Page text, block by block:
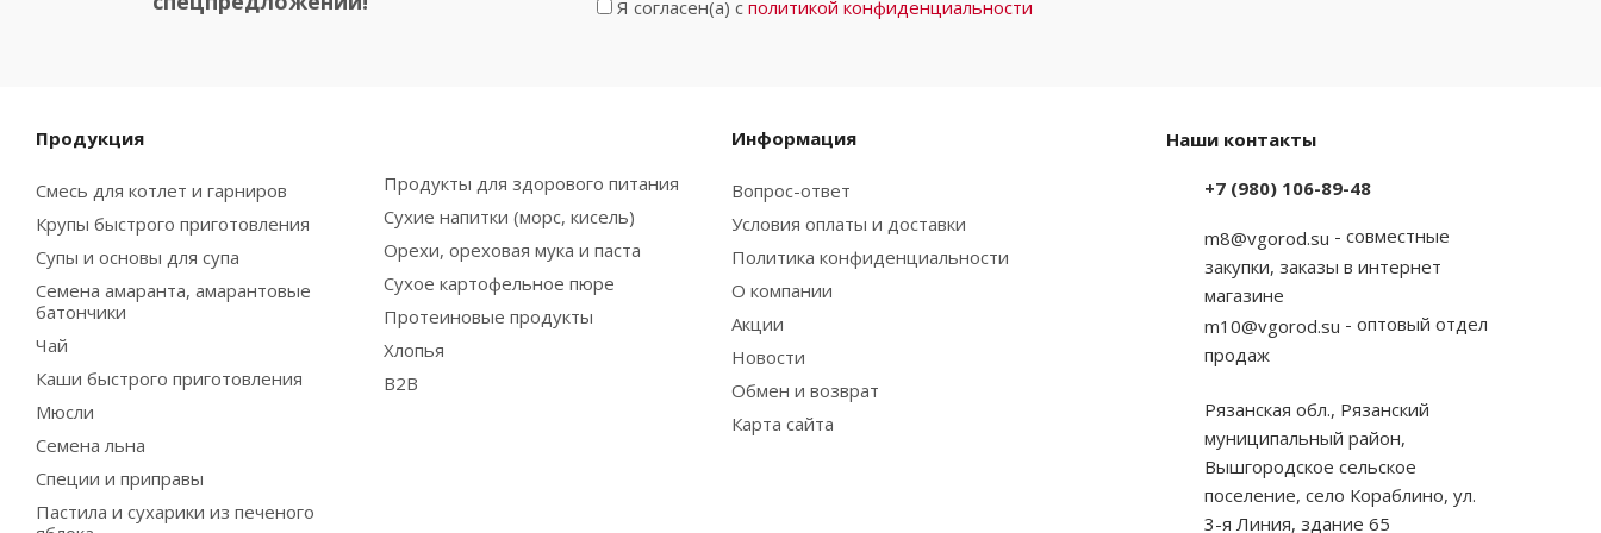
Я согласен(а) с политикой конфиденциальности
Продукция
Смесь для котлет и гарниров
Крупы быстрого приготовления
Супы и основы для супа
Семена амаранта, амарантовые
батончики
Чай
Каши быстрого приготовления
Мюсли
Семена льна
Специи и приправы
Пастила и сухарики из печеного
Продукты для здорового питания
Сухие напитки (морс, кисель)
Орехи, ореховая мука и паста
Сухое картофельное пюре
Протеиновые продукты
Хлопья
B2B
Информация
Вопрос-ответ
Условия оплаты и доставки
Политика конфиденциальности
О компании
Акции
Новости
Обмен и возврат
Карта сайта
Наши контакты
+7 (980) 106-89-48
m8@vgorod.su - совместные
закупки, заказы в интернет
магазине
m10@vgorod.su - оптовый отдел
продаж
Рязанская обл., Рязанский
муниципальный район,
Вышгородское сельское
поселение, село Кораблино, ул.
3-я Линия, здание 65